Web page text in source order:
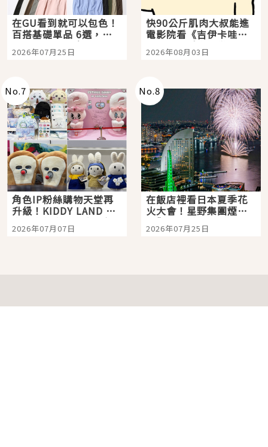
在GU看到就可以包色！
百搭基礎單品 6選，閉
眼全收也不心疼
2026年07月25日
快90公斤肌肉大叔能進
電影院看《吉伊卡哇》
嗎？日本重金屬樂團
「打首」會長與nagano
2026年08月03日
No.7
角色IP粉絲購物天堂再
升級！KIDDY LAND 原
宿店吉伊卡哇迎客，新
開幕 OMOKADO 店3分
2026年07月07日
No.8
在飯店裡看日本夏季花
火大會！星野集團煙火
景觀飯店6選，讓你不用
人擠人悠閒欣賞
2026年07月25日
分類列表